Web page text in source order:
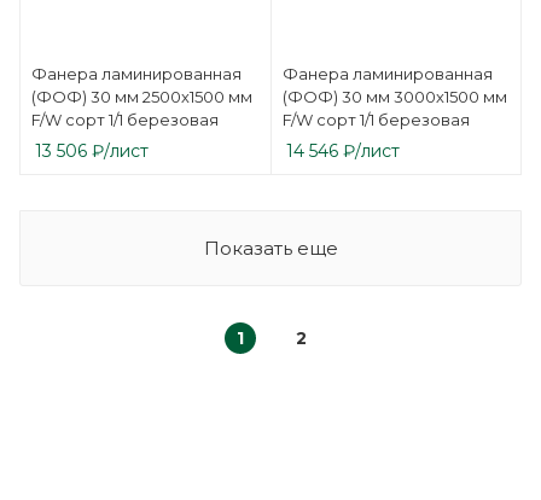
Фанера ламинированная
(ФОФ) 30 мм 2500х1500 мм
F/W сорт 1/1 березовая
13 506 ₽/лист
Фанера ламинированная
(ФОФ) 30 мм 3000х1500 мм
F/W сорт 1/1 березовая
14 546₽/лист
Показать еще
1 2